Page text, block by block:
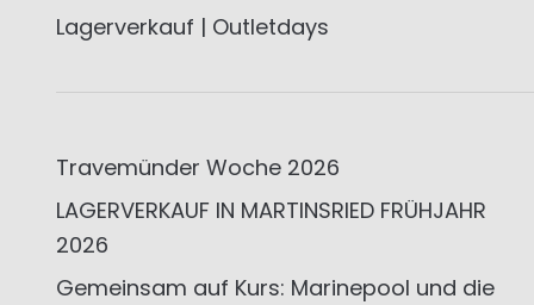
Lagerverkauf | Outletdays
Travemünder Woche 2026
LAGERVERKAUF IN MARTINSRIED FRÜHJAHR
2026
Gemeinsam auf Kurs: Marinepool und die